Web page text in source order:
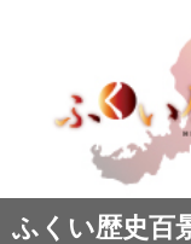
ふくい歴史百